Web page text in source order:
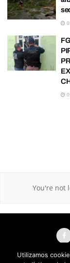
You're not
Utilizamos